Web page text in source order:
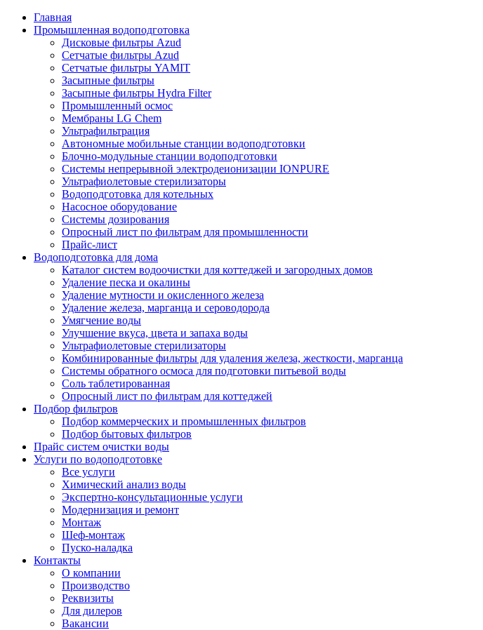
Главная
Промышленная водоподготовка
Дисковые фильтры Azud
Сетчатые фильтры Azud
Сетчатые фильтры YAMIT
Засыпные фильтры
Засыпные фильтры Hydra Filter
Промышленный осмос
Мембраны LG Chem
Ультрафильтрация
Автономные мобильные станции водоподготовки
Блочно-модульные станции водоподготовки
Системы непрерывной электродеионизации IONPURE
Ультрафиолетовые стерилизаторы
Водоподготовка для котельных
Насосное оборудование
Системы дозирования
Опросный лист по фильтрам для промышленности
Прайс-лист
Водоподготовка для дома
Каталог систем водоочистки для коттеджей и загородных домов
Удаление песка и окалины
Удаление мутности и окисленного железа
Удаление железа, марганца и сероводорода
Умягчение воды
Улучшение вкуса, цвета и запаха воды
Ультрафиолетовые стерилизаторы
Комбинированные фильтры для удаления железа, жесткости, марганца
Системы обратного осмоса для подготовки питьевой воды
Соль таблетированная
Опросный лист по фильтрам для коттеджей
Подбор фильтров
Подбор коммерческих и промышленных фильтров
Подбор бытовых фильтров
Прайс систем очистки воды
Услуги по водоподготовке
Все услуги
Химический анализ воды
Экспертно-консультационные услуги
Модернизация и ремонт
Монтаж
Шеф-монтаж
Пуско-наладка
Контакты
О компании
Производство
Реквизиты
Для дилеров
Вакансии